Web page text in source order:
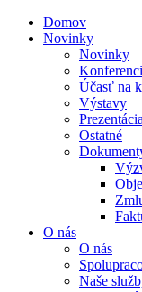
Domov
Novinky
Novinky
Účasť na
Výstavy
Ostatné
O nás
O nás
Naše